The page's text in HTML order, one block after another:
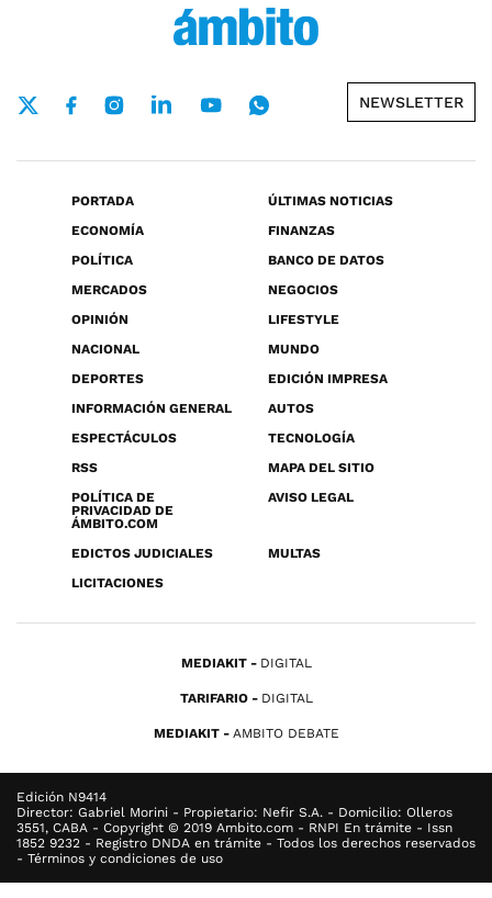
NEWSLETTER
PORTADA
ÚLTIMAS NOTICIAS
ECONOMÍA
FINANZAS
POLÍTICA
BANCO DE DATOS
MERCADOS
NEGOCIOS
OPINIÓN
LIFESTYLE
NACIONAL
MUNDO
DEPORTES
EDICIÓN IMPRESA
INFORMACIÓN GENERAL
AUTOS
ESPECTÁCULOS
TECNOLOGÍA
RSS
MAPA DEL SITIO
POLÍTICA DE
PRIVACIDAD DE
ÁMBITO.COM
AVISO LEGAL
EDICTOS JUDICIALES
MULTAS
LICITACIONES
MEDIAKIT DIGITAL
TARIFARIO DIGITAL
MEDIAKIT AMBITO DEBATE
Edición N9414
Director: Gabriel Morini - Propietario: Nefir S.A. - Domicilio: Olleros
3551, CABA - Copyright © 2019 Ambito.com - RNPI En trámite - Issn
1852 9232 - Registro DNDA en trámite - Todos los derechos reservados
- Términos y condiciones de uso